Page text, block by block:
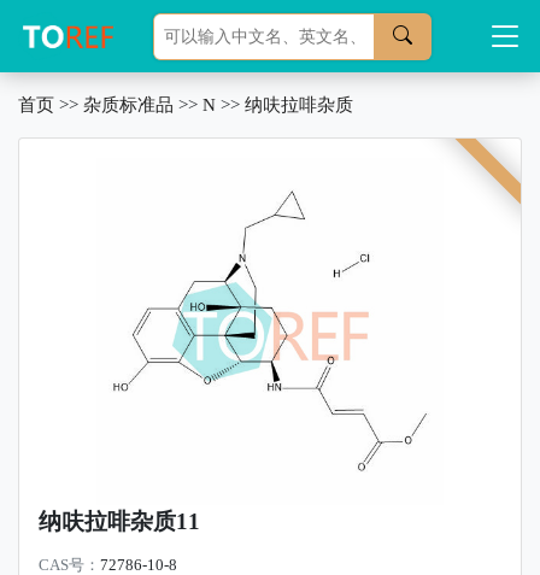
首页 >> 杂质标准品 >> N >> 纳呋拉啡杂质
纳呋拉啡杂质11
CAS号： 72786-10-8